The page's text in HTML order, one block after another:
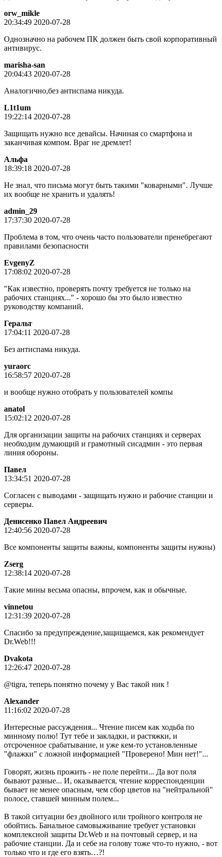
orw_mikle
20:34:49 2020-07-28
Однозначно на рабочем ПК должен быть свой корпоративный
антивирус.
marisha-san
20:04:43 2020-07-28
Аналогично,без антиспама никуда.
L1t1um
19:22:14 2020-07-28
Защищать нужно все девайсы. Начиная со смартфона и
заканчивая компом. Враг не дремлет!
Альфа
18:39:18 2020-07-28
Не знал, что письма могут быть такими "коварными". Лучше
их вообще не хранить и удалять!
admin_29
17:37:30 2020-07-28
Проблема в том, что очень часто пользователи пренебрегают
правилами безопасности
EvgenyZ
17:08:02 2020-07-28
"Как известно, проверять почту требуется не только на
рабочих станциях..." - хорошо бы это было известно
руководству компаний.
Геральт
17:04:11 2020-07-28
Без антиспама никуда.
yuraorc
16:58:57 2020-07-28
и вообще нужно отобрать у пользователей компы
anatol
15:02:12 2020-07-28
Для организации защиты на рабочих станциях и серверах
необходим думающий и грамотный сисадмин - это первая
линия обороны.
Пaвeл
13:34:51 2020-07-28
Согласен с выводами - защищать нужно и рабочие станции и
серверы.
Денисенко Павел Андреевич
12:40:56 2020-07-28
Все компоненты защиты важны, компоненты защиты нужны)
Zserg
12:38:14 2020-07-28
Такие мины весьма опасны, впрочем, как и обычные.
vinnetou
12:31:39 2020-07-28
Спасибо за предупреждение,защищаемся, как рекомендует
Dr.Web!!!
Dvakota
12:26:47 2020-07-28
@tigra, теперь понятно почему у Вас такой ник !
Alexander
11:16:02 2020-07-28
Интересные рассуждения... Чтение писем как ходьба по
минному полю! Тут тебе и закладки, и растяжки, и
отсроченное срабатывание, и уже кем-то установленные
"флажки" с ложной информацией "Проверено! Мин нет!"...
Говорят, жизнь прожить - не поле перейти... Да вот поля
бывают разные... И, оказывается, чтение корреспонденции
бывает не менее опасным, чем сбор цветов на "нейтральной"
полосе, ставшей минным полем...
В такой ситуации без двойного или тройного контроля не
обойтись. Банальное самовыживание требует установки
комплексной защиты Dr.Web и на почтовый сервер, и на
рабочие станции. Да и себе на голову тоже что-то нужно, - вот
только что и где его взять…?!